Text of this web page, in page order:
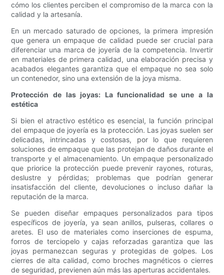
cómo los clientes perciben el compromiso de la marca con la
calidad y la artesanía.
En un mercado saturado de opciones, la primera impresión
que genera un empaque de calidad puede ser crucial para
diferenciar una marca de joyería de la competencia. Invertir
en materiales de primera calidad, una elaboración precisa y
acabados elegantes garantiza que el empaque no sea solo
un contenedor, sino una extensión de la joya misma.
Protección de las joyas: La funcionalidad se une a la
estética
Si bien el atractivo estético es esencial, la función principal
del empaque de joyería es la protección. Las joyas suelen ser
delicadas, intrincadas y costosas, por lo que requieren
soluciones de empaque que las protejan de daños durante el
transporte y el almacenamiento. Un empaque personalizado
que priorice la protección puede prevenir rayones, roturas,
deslustre y pérdidas; problemas que podrían generar
insatisfacción del cliente, devoluciones o incluso dañar la
reputación de la marca.
Se pueden diseñar empaques personalizados para tipos
específicos de joyería, ya sean anillos, pulseras, collares o
aretes. El uso de materiales como inserciones de espuma,
forros de terciopelo y cajas reforzadas garantiza que las
joyas permanezcan seguras y protegidas de golpes. Los
cierres de alta calidad, como broches magnéticos o cierres
de seguridad, previenen aún más las aperturas accidentales.